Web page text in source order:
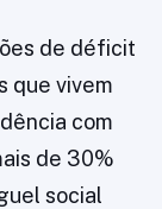
de déficit
que vivem
com
de 30%
social